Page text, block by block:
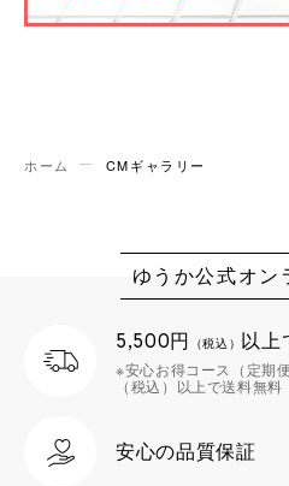
ホーム CMギャラリー
ゆうか公式オン
5,500円 （税込） 以上
※安心お得コース（定期
（税込）以上で送料無料
安心の品質保証